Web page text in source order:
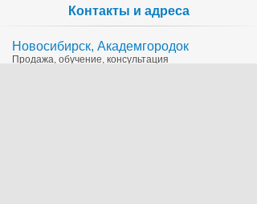
Контакты и адреса
Новосибирск, Академгородок
Продажа, обучение, консультация